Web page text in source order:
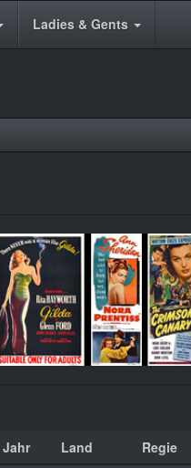
Ladies & Gents
Jahr Land Regie